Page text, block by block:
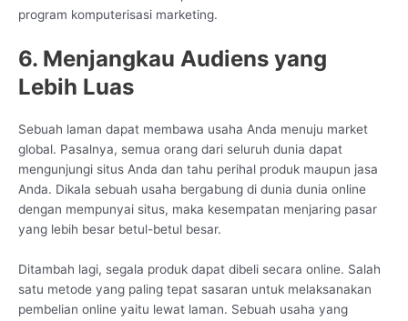
program komputerisasi marketing.
6. Menjangkau Audiens yang
Lebih Luas
Sebuah laman dapat membawa usaha Anda menuju market
global. Pasalnya, semua orang dari seluruh dunia dapat
mengunjungi situs Anda dan tahu perihal produk maupun jasa
Anda. Dikala sebuah usaha bergabung di dunia dunia online
dengan mempunyai situs, maka kesempatan menjaring pasar
yang lebih besar betul-betul besar.
Ditambah lagi, segala produk dapat dibeli secara online. Salah
satu metode yang paling tepat sasaran untuk melaksanakan
pembelian online yaitu lewat laman. Sebuah usaha yang